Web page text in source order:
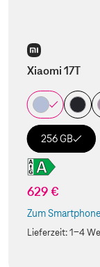
Xiaomi 17T
256 GB
629 €
Zum
(Der Link wird in
Lieferzeit:1-4